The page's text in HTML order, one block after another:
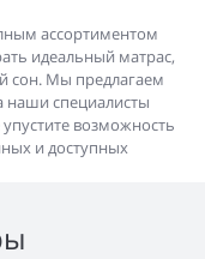
ассортиментом
идеальный матрас,
сон. Мы предлагаем
наши специалисты
возможность
и доступных